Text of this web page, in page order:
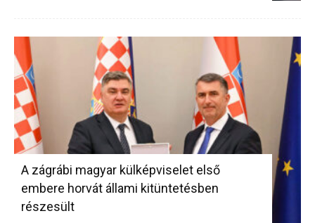
A zágrábi magyar külképviselet első
embere horvát állami kitüntetésben
részesült